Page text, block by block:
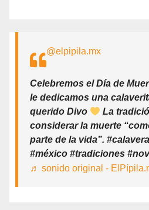
@elpipila.mx
Celebremos el Día de
le dedicamos una
querido Divo
La
considerar la muerte
parte de la vida”.
#méxico #tradiciones
♬ sonido original -